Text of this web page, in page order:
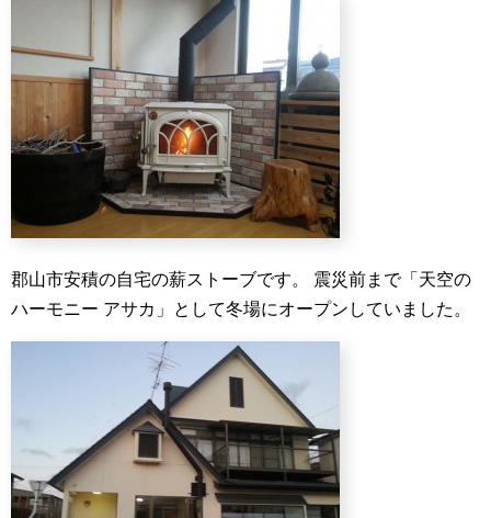
郡山市安積の自宅の薪ストーブです。
震災前まで「天空の
ハーモニー アサカ」として冬場にオープンしていました。